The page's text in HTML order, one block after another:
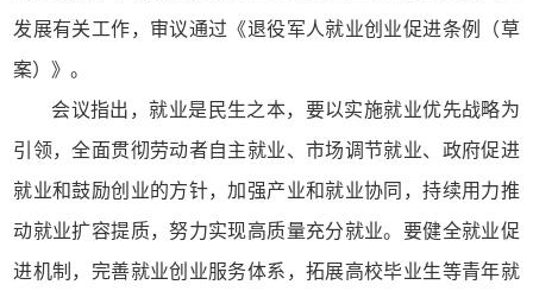
发展有关工作，审议通过《退役军人就业创业促进条例（草
案）》。
会议指出，就业是民生之本，要以实施就业优先战略为
引领，全面贯彻劳动者自主就业、市场调节就业、政府促进
就业和鼓励创业的方针，加强产业和就业协同，持续用力推
动就业扩容提质，努力实现高质量充分就业。要健全就业促
进机制，完善就业创业服务体系，拓展高校毕业生等青年就